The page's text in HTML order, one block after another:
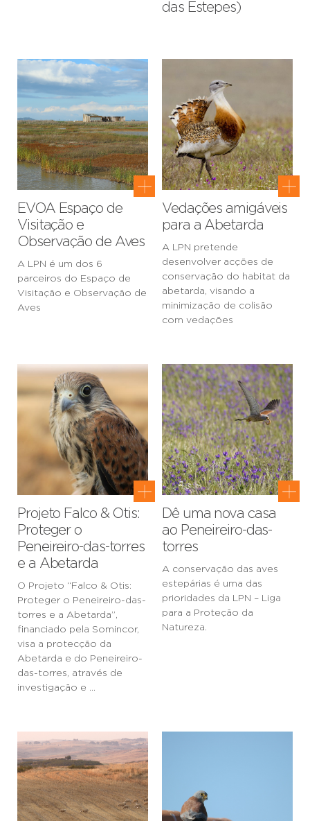
das Estepes)
EVOA Espaço de
Visitação e
Observação de Aves
A LPN é um dos 6
parceiros do Espaço de
Visitação e Observação de
Aves
Vedações amigáveis
para a Abetarda
A LPN pretende
desenvolver acções de
conservação do habitat da
abetarda, visando a
minimização de colisão
com vedações
Projeto Falco & Otis:
Proteger o
Peneireiro-das-torres
e a Abetarda
O Projeto “Falco & Otis:
Proteger o Peneireiro-das-
torres e a Abetarda”,
financiado pela Somincor,
visa a protecção da
Abetarda e do Peneireiro-
das-torres, através de
investigação e ...
Dê uma nova casa
ao Peneireiro-das-
torres
A conservação das aves
estepárias é uma das
prioridades da LPN – Liga
para a Proteção da
Natureza.